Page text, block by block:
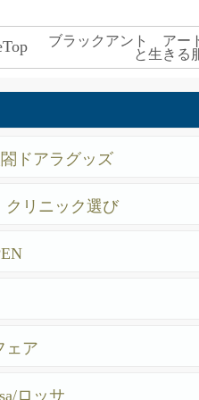
ブラックアント アー
と生きる
ドアラグッズ
リニック選び
ェア
ロッサ